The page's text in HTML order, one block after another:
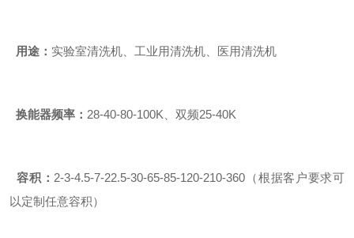
用途： 实验室清洗机、工业用清洗机、医用清洗机
换能器频率： 28-40-80-100K、双频25-40K
容积： 2-3-4.5-7-22.5-30-65-85-120-210-360（根据客户要求可
以定制任意容积）